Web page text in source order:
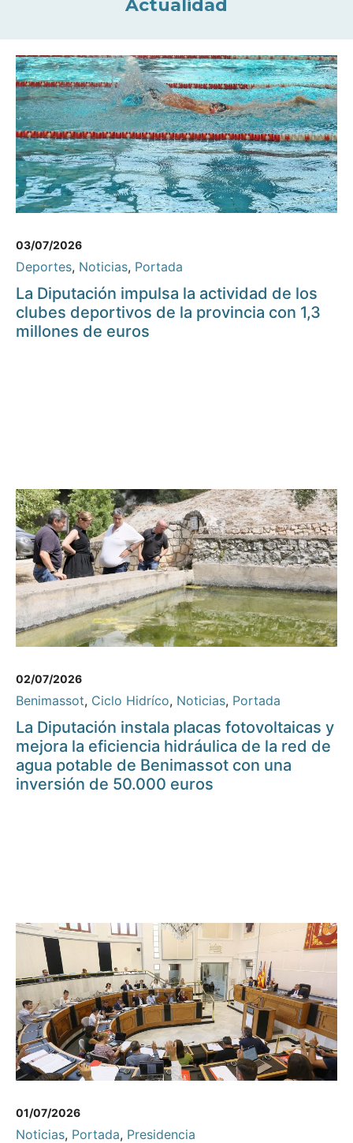
Actualidad
03/07/2026
Deportes, Noticias, Portada
La Diputación impulsa la actividad de los
clubes deportivos de la provincia con 1,3
millones de euros
02/07/2026
Benimassot, Ciclo Hidríco, Noticias, Portada
La Diputación instala placas fotovoltaicas y
mejora la eficiencia hidráulica de la red de
agua potable de Benimassot con una
inversión de 50.000 euros
01/07/2026
Noticias, Portada, Presidencia